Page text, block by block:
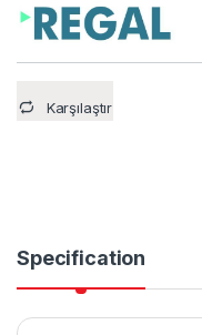
Karşılaştır
Specification